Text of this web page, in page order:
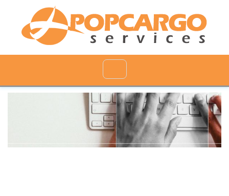
PREGUNTAS FRECUENTES